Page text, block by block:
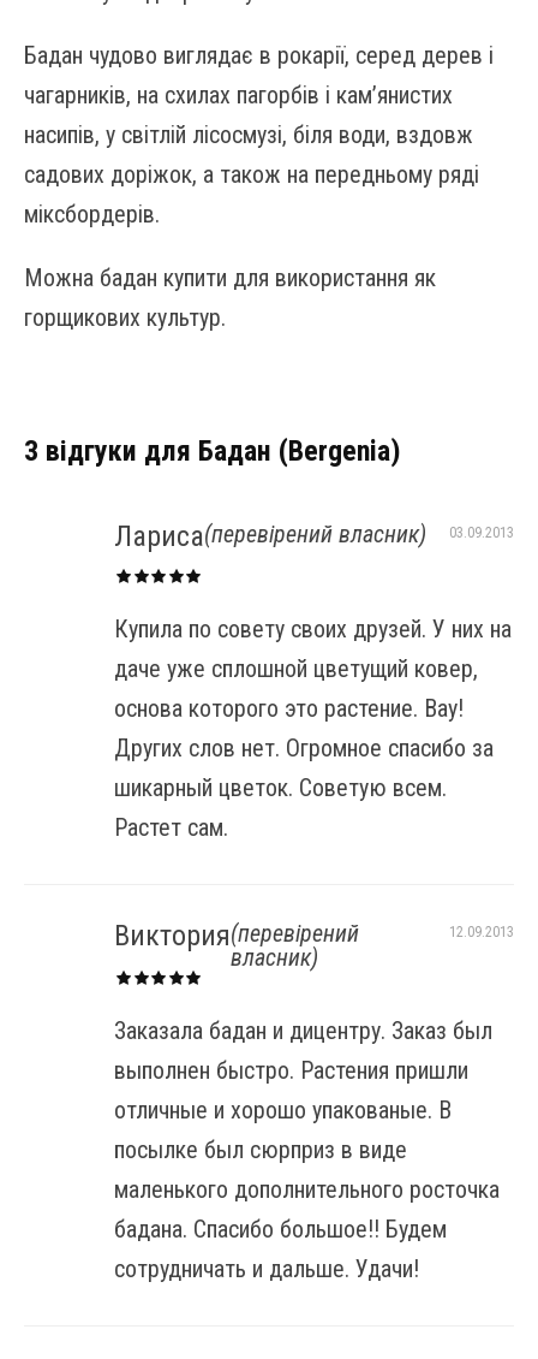
Бадан чудово виглядає в рокарії, серед дерев і
чагарників, на схилах пагорбів і кам’янистих
насипів, у світлій лісосмузі, біля води, вздовж
садових доріжок, а також на передньому ряді
міксбордерів.
Можна бадан купити для використання як
горщикових культур.
3 відгуки для Бадан (Bergenia)
Лариса(перевірений власник) 03.09.2013
Купила по совету своих друзей. У них на
даче уже сплошной цветущий ковер,
основа которого это растение. Вау!
Других слов нет. Огромное спасибо за
шикарный цветок. Советую всем.
Растет сам.
Виктория(перевірений
власник)
12.09.2013
Заказала бадан и дицентру. Заказ был
выполнен быстро. Растения пришли
отличные и хорошо упакованые. В
посылке был сюрприз в виде
маленького дополнительного росточка
бадана. Спасибо большое!! Будем
сотрудничать и дальше. Удачи!